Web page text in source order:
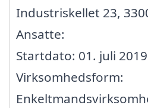
Industriskellet 23,
Ansatte:
Startdato: 01. juli
Virksomhedsform: